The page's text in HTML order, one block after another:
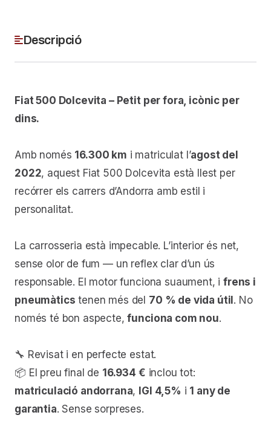
Descripció
Fiat 500 Dolcevita – Petit per fora, icònic per
dins.
Amb només 16.300 km i matriculat l’agost del
2022, aquest Fiat 500 Dolcevita està llest per
recórrer els carrers d’Andorra amb estil i
personalitat.
La carrosseria està impecable. L’interior és net,
sense olor de fum — un reflex clar d’un ús
responsable. El motor funciona suaument, ifrens i
pneumàtics tenen més del 70 % de vida útil. No
només té bon aspecte,funciona com nou.
🔧 Revisat i en perfecte estat.
📦 El preu final de 16.934 € inclou tot:
matriculació andorrana, IGI 4,5% i 1 any de
garantia. Sense sorpreses.